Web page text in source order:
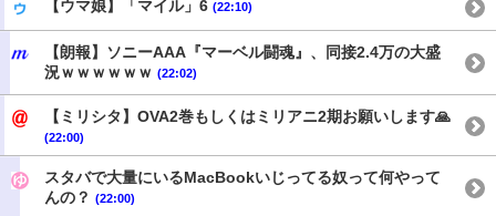
【ウマ娘】「マイル」6 (22:10)
【朗報】ソニーAAA『マーベル闘魂』、同接2.4万の大盛
況ｗｗｗｗｗｗ (22:02)
【ミリシタ】OVA2巻もしくはミリアニ2期お願いします🙏
(22:00)
スタバで大量にいるMacBookいじってる奴って何やって
んの？ (22:00)